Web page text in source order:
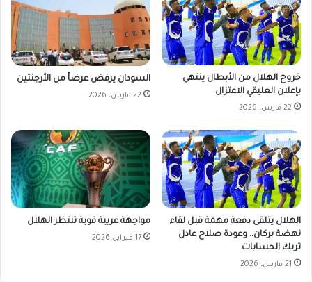
خروج الهلال من الأبطال ينتهي
بإعلان العليقي الاعتزال
22 مارس، 2026
السودان يرفض عرضاً من الأرجنتين
22 مارس، 2026
الهلال يتلقى دفعة مهمة قبل لقاء
نهضة بركان.. وعودة صلاح عادل
تربك الحسابات
21 مارس، 2026
مواجهة عربية قوية تنتظر الهلال
17 فبراير، 2026